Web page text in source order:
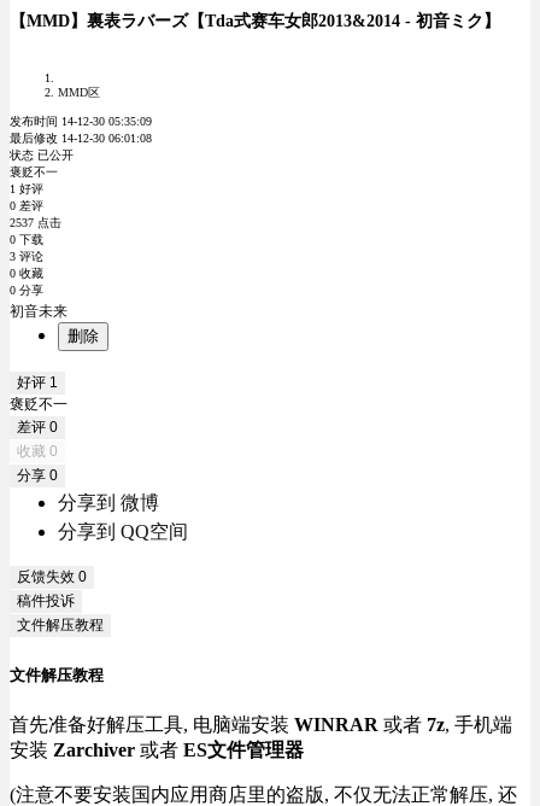
【MMD】裏表ラバーズ【Tda式赛车女郎2013&2014 - 初音ミク】
MMD区
发布时间 14-12-30 05:35:09
最后修改 14-12-30 06:01:08
状态 已公开
褒贬不一
1 好评
0 差评
2537 点击
0 下载
3 评论
0 收藏
0 分享
初音未来
删除
好评 1
褒贬不一
差评 0
收藏 0
分享 0
分享到 微博
分享到 QQ空间
反馈失效 0
稿件投诉
文件解压教程
文件解压教程
首先准备好解压工具, 电脑端安装 WINRAR 或者 7z, 手机端
安装 Zarchiver 或者 ES文件管理器
(注意不要安装国内应用商店里的盗版, 不仅无法正常解压, 还